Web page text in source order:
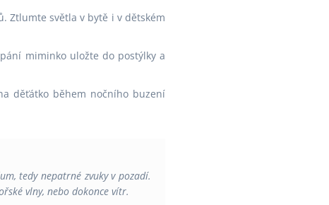
Ztlumte světla v bytě i v dětském
miminko uložte do postýlky a
děťátko během nočního buzení
tedy nepatrné zvuky v pozadí.
vlny, nebo dokonce vítr.